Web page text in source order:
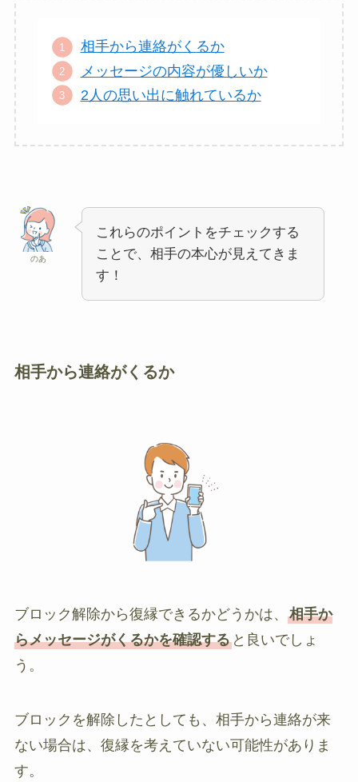
相手から連絡がくるか
メッセージの内容が優しいか
2人の思い出に触れているか
のあ
これらのポイントをチェックする
ことで、相手の本心が見えてきま
す！
相手から連絡がくるか
ブロック解除から復縁できるかどうかは、 相手か
らメッセージがくるかを確認すると良いでしょ
う。
ブロックを解除したとしても、相手から連絡が来
ない場合は、復縁を考えていない可能性がありま
す。